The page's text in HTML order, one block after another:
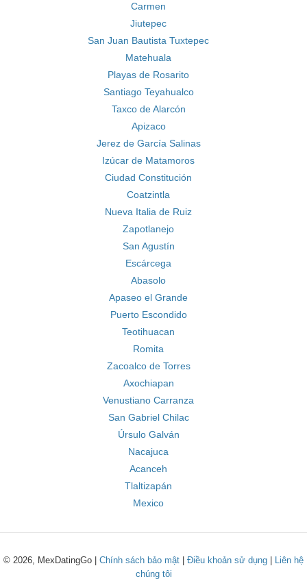
Carmen
Jiutepec
San Juan Bautista Tuxtepec
Matehuala
Playas de Rosarito
Santiago Teyahualco
Taxco de Alarcón
Apizaco
Jerez de García Salinas
Izúcar de Matamoros
Ciudad Constitución
Coatzintla
Nueva Italia de Ruiz
Zapotlanejo
San Agustín
Escárcega
Abasolo
Apaseo el Grande
Puerto Escondido
Teotihuacan
Romita
Zacoalco de Torres
Axochiapan
Venustiano Carranza
San Gabriel Chilac
Úrsulo Galván
Nacajuca
Acanceh
Tlaltizapán
Mexico
© 2026, MexDatingGo | Chính sách bảo mật Điều khoản sử dụng
Liên hệ
chúng tôi